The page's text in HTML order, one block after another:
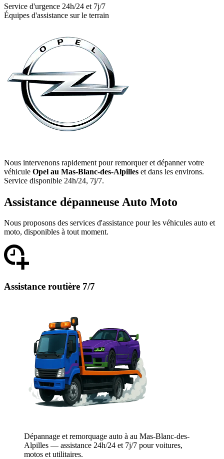
Service d'urgence 24h/24 et 7j/7
Équipes d'assistance sur le terrain
Nous intervenons rapidement pour remorquer et dépanner votre
véhicule Opel au Mas-Blanc-des-Alpilles et dans les environs.
Service disponible 24h/24, 7j/7.
Assistance dépanneuse Auto Moto
Nous proposons des services d'assistance pour les véhicules auto et
moto, disponibles à tout moment.
Assistance routière 7/7
Dépannage et remorquage auto à au Mas-Blanc-des-
Alpilles — assistance 24h/24 et 7j/7 pour voitures,
motos et utilitaires.